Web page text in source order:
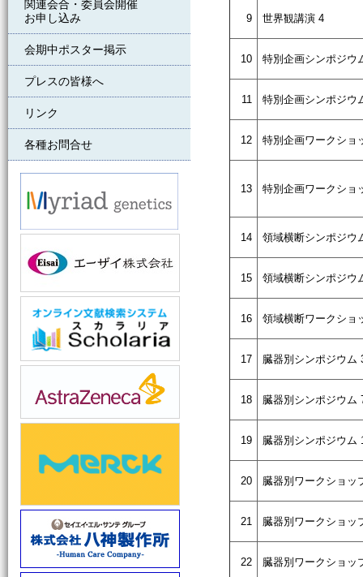
9 世界観講演 4
10 特別企画シンポジウ
11 特別企画シンポジウ
12 特別企画ワークショ
13 特別企画ワークショ
14 領域横断シンポジウ
15 領域横断シンポジウ
16 領域横断ワークショ
17 臓器別シンポジウム
18 臓器別シンポジウム
19 臓器別シンポジウム
20 臓器別ワークショッ
21 臓器別ワークショッ
22 臓器別ワークショッ
関連会合・委員会開催
お申し込み
会期中ポスター掲示
プレスの皆様へ
リンク
各種お問合せ